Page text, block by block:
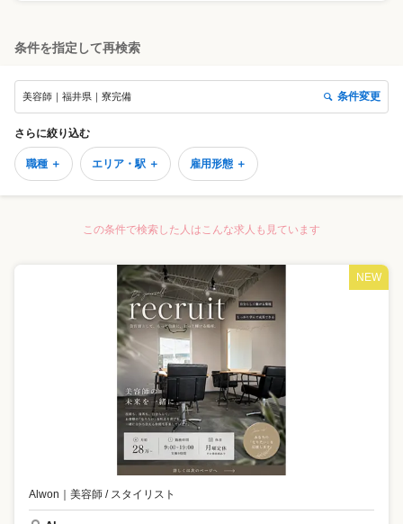
条件を指定して再検索
美容師｜福井県｜寮完備 条件変更
さらに絞り込む
職種 ＋ エリア・駅 ＋ 雇用形態 ＋
この条件で検索した人はこんな求人も見ています
NEW
Alwon 美容師 / スタイリスト